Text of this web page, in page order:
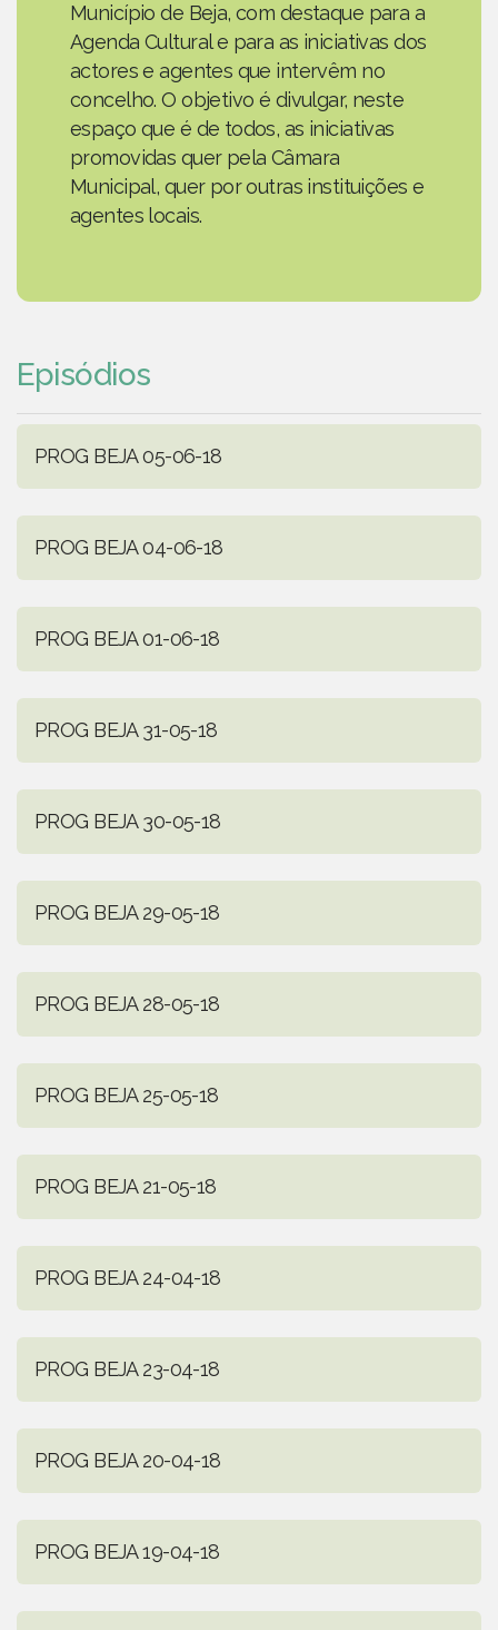
Município de Beja, com destaque para a
Agenda Cultural e para as iniciativas dos
actores e agentes que intervêm no
concelho. O objetivo é divulgar, neste
espaço que é de todos, as iniciativas
promovidas quer pela Câmara
Municipal, quer por outras instituições e
agentes locais.
Episódios
PROG BEJA 05-06-18
PROG BEJA 04-06-18
PROG BEJA 01-06-18
PROG BEJA 31-05-18
PROG BEJA 30-05-18
PROG BEJA 29-05-18
PROG BEJA 28-05-18
PROG BEJA 25-05-18
PROG BEJA 21-05-18
PROG BEJA 24-04-18
PROG BEJA 23-04-18
PROG BEJA 20-04-18
PROG BEJA 19-04-18